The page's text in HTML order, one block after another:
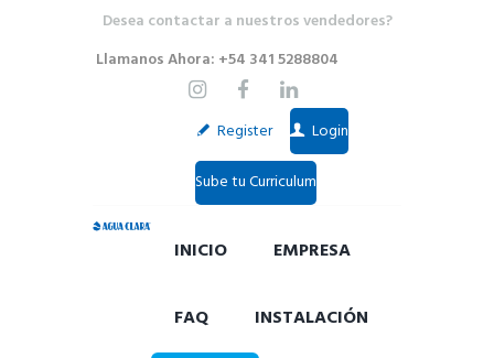
Desea contactar a nuestros vendedores?
Llamanos Ahora: +54 341 5288804
Register Login
Sube tu Curriculum
INICIO EMPRESA
FAQ INSTALACIÓN